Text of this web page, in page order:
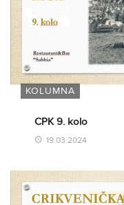
KOLUMNA
CPK 9. kolo
19.03.2024